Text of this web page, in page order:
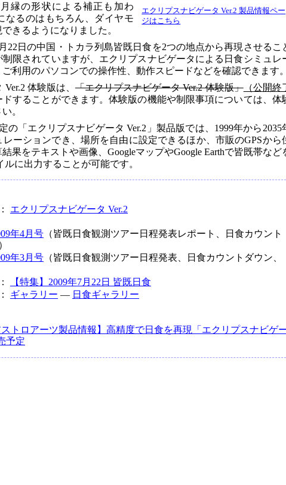
エクリプスナビゲータ Ver.2 製品情報ペー
ジはこちら
縁の形状による補正も加わ
なるのはもちろん、ダイヤモ
きるようになりました。
22日の中国・トカラ列島皆既日食を2つの地点から再現させるこ
限されていますが、エクリプスナビゲータによる日食シミュレ
利用のパソコンでの操作性、動作スピードなどを確認できます。
Ver.2 体験版は、「エクリプスナビゲータ Ver.2 体験版」（公開終
することができます。体験版の機能や制限事項については、体
。
の「エクリプスナビゲータ Ver.2」製品版では、1999年から2035
ーションでき、場所を自由に設定できるほか、市販のGPSから
果をテキストや画像、GoogleマップやGoogle Earthで皆既帯など
に出力することが可能です。
エクリプスナビゲータ Ver.2
年4月号 （皆既日食観測ツアー日程発表レポート、日食カウント
年3月号 （皆既日食観測ツアー日程発表、日食カウントダウン、
【特集】2009年7月22日 皆既日食
ギャラリー ― 日食ギャラリー
ストロアーツ製品情報】高精度で日食を再現「エクリプスナビゲ
予定